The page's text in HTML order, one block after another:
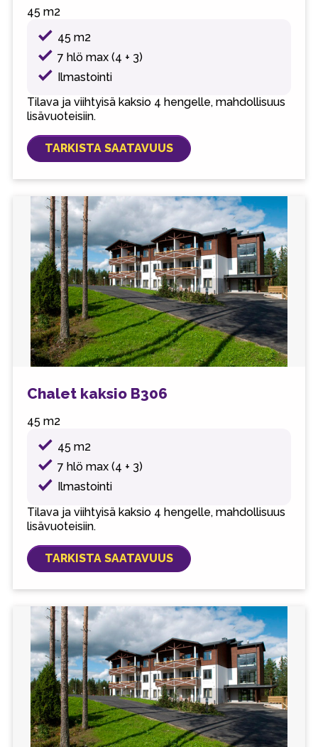
45 m2
45 m2
7 hlö max (4 + 3)
Ilmastointi
Tilava ja viihtyisä kaksio 4 hengelle, mahdollisuus
lisävuoteisiin.
TARKISTA SAATAVUUS
Chalet kaksio B306
45 m2
45 m2
7 hlö max (4 + 3)
Ilmastointi
Tilava ja viihtyisä kaksio 4 hengelle, mahdollisuus
lisävuoteisiin.
TARKISTA SAATAVUUS